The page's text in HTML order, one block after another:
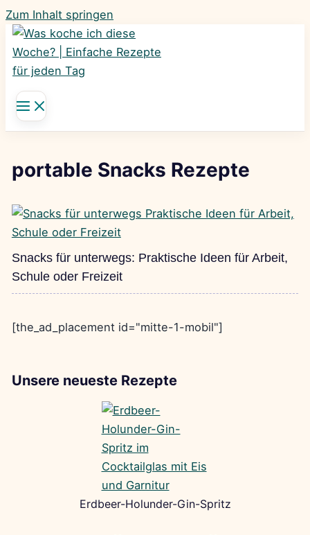
Zum Inhalt springen
portable Snacks Rezepte
Snacks für unterwegs: Praktische Ideen für Arbeit,
Schule oder Freizeit
[the_ad_placement id="mitte-1-mobil"]
Unsere neueste Rezepte
Erdbeer-Holunder-Gin-Spritz